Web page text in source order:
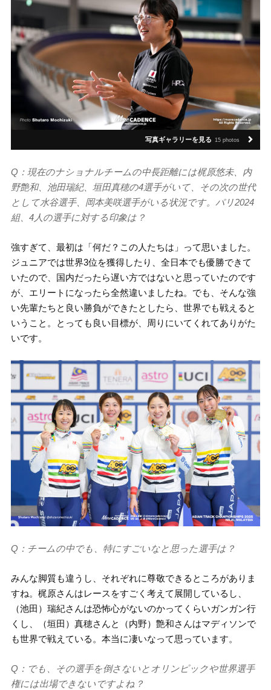
写真ギャラリーを見る 15 photos
Q：現在のナショナルチームの中長距離には梶原悠未、内
野艶和、池田瑞紀、垣田真穂の4選手がいて、その次の世代
として水谷選手、岡本美咲選手がいる状況です。パリ2024
組、4人の選手に対する印象は？
強すぎて、最初は「何だ？この人たちは」って思いました。
ジュニアでは世界3位を獲得したり、全日本でも優勝できて
いたので、国内だったら遅い方ではないと思っていたのです
が、エリートになったら全然違いましたね。でも、そんな強
い先輩たちと良い勝負ができたとしたら、世界でも戦えると
いうこと。とっても良い目標が、周りにいてくれてありがた
いです。
Q：チームの中でも、特にすごいなと思った選手は？
みんな脚質も違うし、それぞれに尊敬できるところがありま
すね。梶原さんはレースをすごく考えて展開しているし、
（池田）瑞紀さんは恐怖心がないのかってくらいガンガン行
くし、（垣田）真穂さんと（内野）艶和さんはマディソンで
も世界で戦えている。本当に凄いなって思っています。
Q：でも、その選手を倒さないとオリンピックや世界選手
権には出場できないですよね？